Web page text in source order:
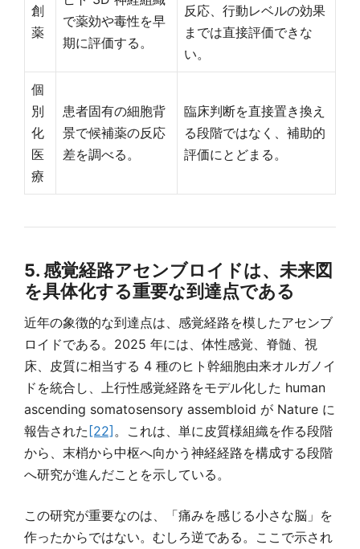
創
薬
で薬効や毒性を早
期に評価する。
反応、行動レベルの効果
までは直接評価できな
い。
個
別
化
医
療
患者固有の細胞背
景で候補薬の反応
差を調べる。
臨床判断を直接置き換え
る段階ではなく、補助的
評価にとどまる。
5. 感覚経路アセンブロイドは、未来図
を具体化する重要な到達点である
近年の象徴的な到達点は、感覚経路を模したアセンブ
ロイドである。2025 年には、体性感覚、脊髄、視
床、皮質に相当する 4 種のヒト幹細胞由来オルガノイ
ドを統合し、上行性感覚経路をモデル化した human
ascending somatosensory assembloid が Nature に
報告された[22] 。これは、単に皮質様組織を作る段階
から、末梢から中枢へ向かう神経経路を構成する段階
へ研究が進んだことを示している。
この研究が重要なのは、「痛みを感じる小さな脳」を
作ったからではない。むしろ逆である。ここで示され